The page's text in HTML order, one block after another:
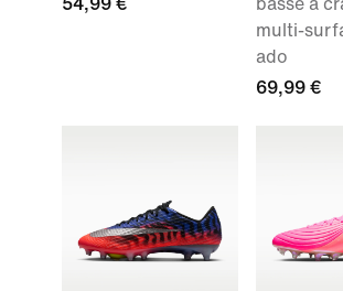
54,99 €
basse à
multi-
ado
69,99 €